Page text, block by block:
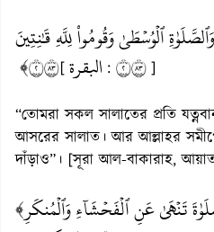
ٱلۡوُسۡطَىٰ وَقُومُواْ لِلَّهِ قَٰنِتِينَ
٢٣٨﴾[ البقرة : ]
“তোমরা সকল সালাতের প্রতি
আসরের সালাত। আর আল্লাহর
দাঁড়াও”। [সূরা আল-বাকারাহ,
تَنۡهَىٰ عَنِ ٱلۡفَحۡشَآءِ وَٱلۡمُنكَرِ﴾